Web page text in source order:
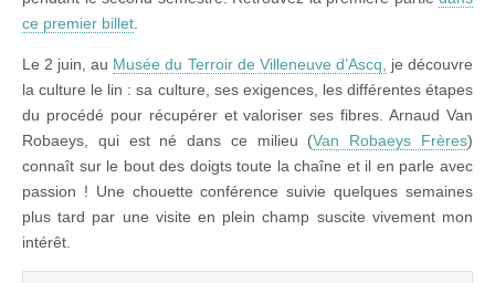
ce premier billet
Le 2 juin, au Musée du Terroir de Villeneuve d’Ascq,
je découvre
la culture le lin : sa culture, ses exigences, les différentes étapes
du procédé pour récupérer et valoriser ses fibres. Arnaud Van
Robaeys, qui est né dans ce milieu (Van Robaeys Frères)
connaît sur le bout des doigts toute la chaîne et il en parle avec
passion ! Une chouette conférence suivie quelques semaines
plus tard par une visite en plein champ suscite vivement mon
intérêt.